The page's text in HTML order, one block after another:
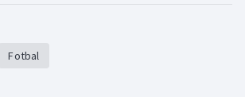
Fotbal